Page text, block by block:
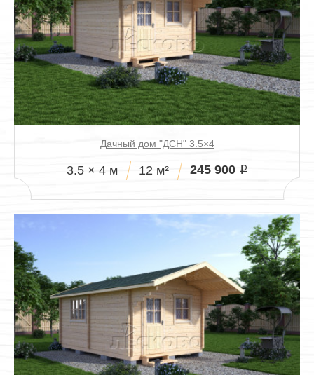
Дачный дом "ДСН" 3.5×4
3.5 × 4 м 12 м² 245 900 i